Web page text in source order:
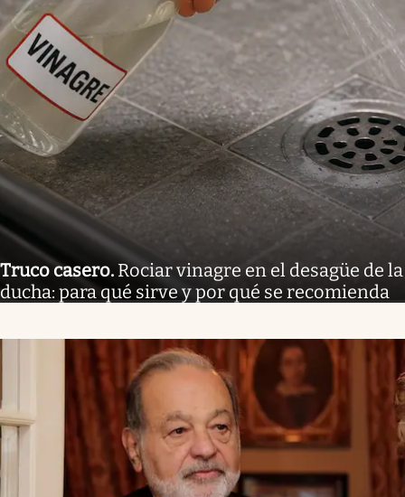
Truco casero. Rociar vinagre en el desagüe de la
ducha: para qué sirve y por qué se recomienda